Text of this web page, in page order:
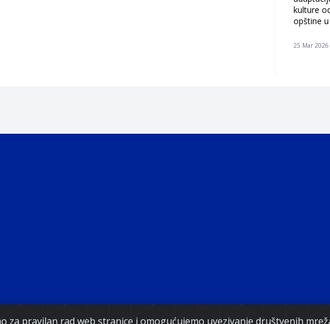
za pravilan rad web stranice i omogućujemo uvezivanje društvenih
kulture
opštine
25 Mar 2026
Copyright 2021. Vlada Federacije Bosne i Hercegovine